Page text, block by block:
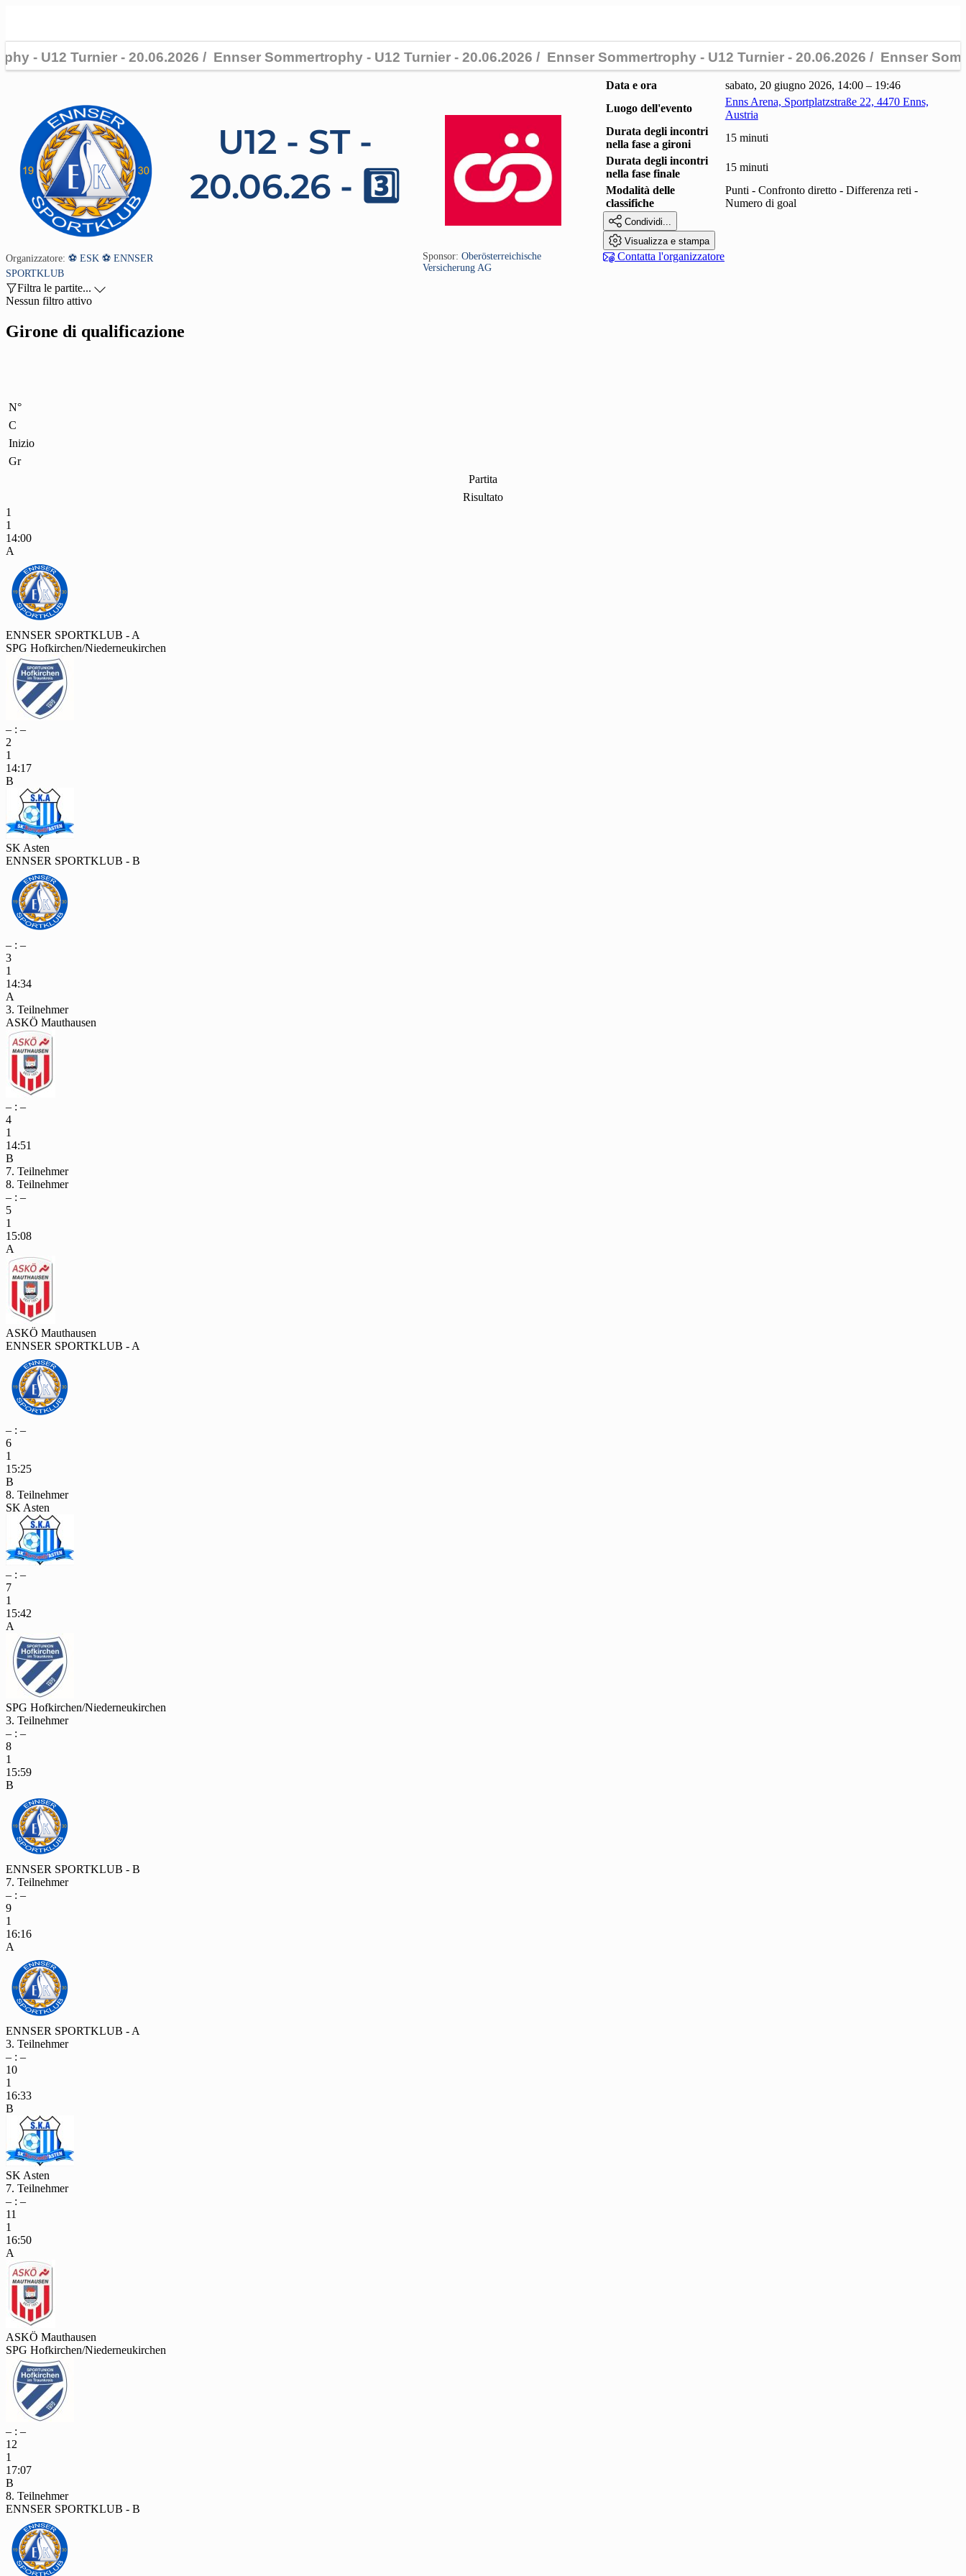
Organizzatore: ⚽️ ESK ⚽️ ENNSER
SPORTKLUB
U12 - ST -
20.06.26 - 3️⃣
Sponsor: Oberösterreichische
Versicherung AG
Data e ora
sabato, 20 giugno 2026, 14:00 – 19:46
Luogo dell'evento
Enns Arena, Sportplatzstraße 22, 4470 Enns,
Austria
Durata degli incontri
nella fase a gironi
15 minuti
Durata degli incontri
nella fase finale
15 minuti
Modalità delle
classifiche
Punti - Confronto diretto - Differenza reti -
Numero di goal
 Condividi...
 Visualizza e stampa
 Contatta l'organizzatore
Filtra le partite... 
Nessun filtro attivo
Girone di qualificazione
N°
C
Inizio
Gr
Partita
Risultato
1
1
14:00
A
ENNSER SPORTKLUB - A
SPG Hofkirchen/Niederneukirchen
– : –
2
1
14:17
B
SK Asten
ENNSER SPORTKLUB - B
– : –
3
1
14:34
A
3. Teilnehmer
ASKÖ Mauthausen
– : –
4
1
14:51
B
7. Teilnehmer
8. Teilnehmer
– : –
5
1
15:08
A
ASKÖ Mauthausen
ENNSER SPORTKLUB - A
– : –
6
1
15:25
B
8. Teilnehmer
SK Asten
– : –
7
1
15:42
A
SPG Hofkirchen/Niederneukirchen
3. Teilnehmer
– : –
8
1
15:59
B
ENNSER SPORTKLUB - B
7. Teilnehmer
– : –
9
1
16:16
A
ENNSER SPORTKLUB - A
3. Teilnehmer
– : –
10
1
16:33
B
SK Asten
7. Teilnehmer
– : –
11
1
16:50
A
ASKÖ Mauthausen
SPG Hofkirchen/Niederneukirchen
– : –
12
1
17:07
B
8. Teilnehmer
ENNSER SPORTKLUB - B